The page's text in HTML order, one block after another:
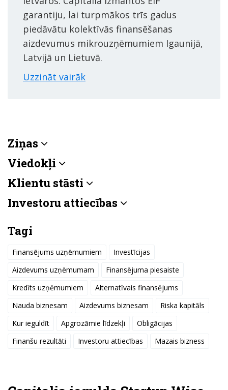
garantiju, lai turpmākos trīs gadus
piedāvātu kolektīvās finansēšanas
aizdevumus mikrouzņēmumiem Igaunijā,
Latvijā un Lietuvā.
Uzzināt vairāk
Ziņas
Viedokļi
Klientu stāsti
Investoru attiecības
Tagi
Finansējums uzņēmumiem
Investīcijas
Aizdevums uzņēmumam
Finansējuma piesaiste
Kredīts uzņēmumiem
Alternatīvais finansējums
Nauda biznesam
Aizdevums biznesam
Riska kapitāls
Kur ieguldīt
Apgrozāmie līdzekļi
Obligācijas
Finanšu rezultāti
Investoru attiecības Mazais bizness